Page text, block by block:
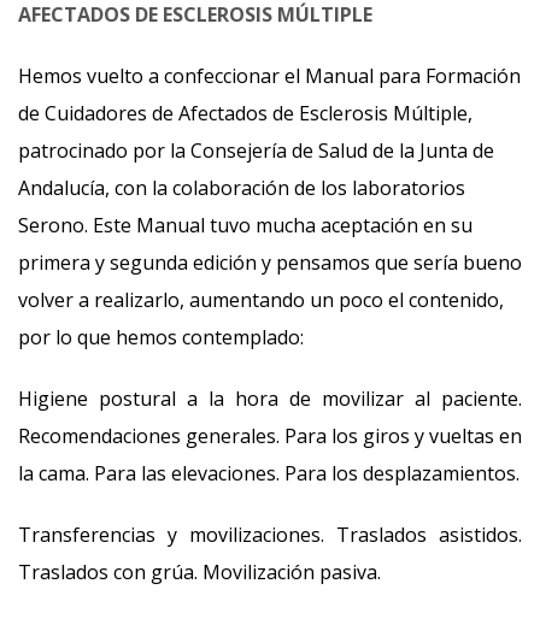
AFECTADOS DE ESCLEROSIS MÚLTIPLE
Hemos vuelto a confeccionar el Manual para Formación
de Cuidadores de Afectados de Esclerosis Múltiple,
patrocinado por la Consejería de Salud de la Junta de
Andalucía, con la colaboración de los laboratorios
Serono. Este Manual tuvo mucha aceptación en su
primera y segunda edición y pensamos que sería bueno
volver a realizarlo, aumentando un poco el contenido,
por lo que hemos contemplado:
Higiene postural a la hora de movilizar al paciente.
Recomendaciones generales. Para los giros y vueltas en
la cama. Para las elevaciones. Para los desplazamientos.
Transferencias y movilizaciones. Traslados asistidos.
Traslados con grúa. Movilización pasiva.